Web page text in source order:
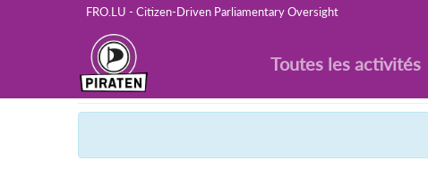
FRO.LU - Citizen-Driven Parliamentary Oversight
Toutes les activités